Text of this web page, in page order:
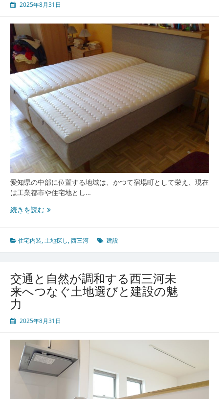
2025年8月31日
愛知県の中部に位置する地域は、かつて宿場町として栄え、現在
は工業都市や住宅地とし…
続きを読む西
で
叶
伝
統
便
が
融
合
し
住宅内装,土地探し,西三河 建設
交通と自然が調和する西三河未
来へつなぐ土地選びと建設の魅
力
2025年8月31日